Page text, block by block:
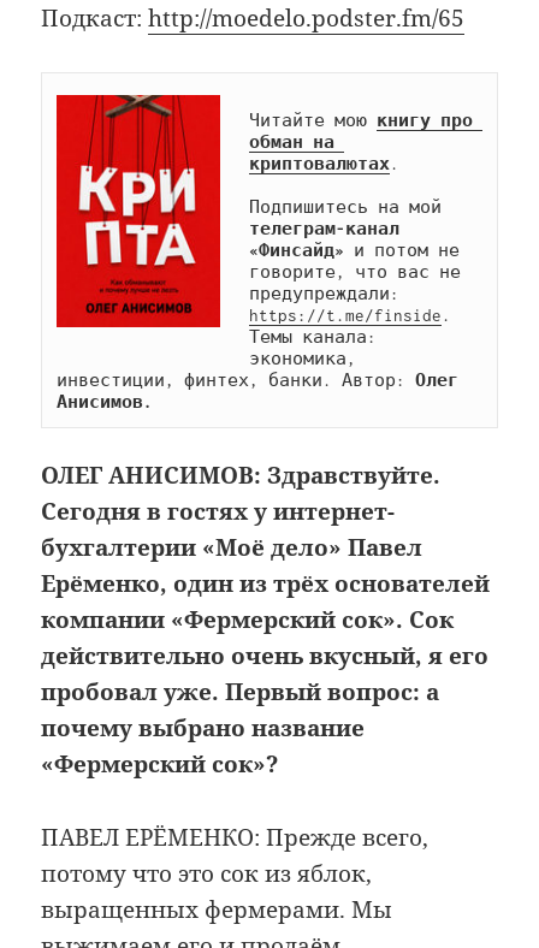
Подкаст:http://moedelo.podster.fm/65
Читайте мою книгу про
обман на
криптовалютах.
телеграм-канал
«Финсайд» и потом не
говорите, что вас не
https://t.me/finside.
Темы канала:
экономика,
инвестиции, финтех, банки. Автор: Олег
Анисимов.
ОЛЕГ АНИСИМОВ: Здравствуйте.
Сегодня в гостях у интернет-
бухгалтерии «Моё дело» Павел
Ерёменко, один из трёх основателей
компании «Фермерский сок». Сок
действительно очень вкусный, я его
пробовал уже. Первый вопрос: а
почему выбрано название
«Фермерский сок»?
ПАВЕЛ ЕРЁМЕНКО: Прежде всего,
потому что это сок из яблок,
выращенных фермерами. Мы